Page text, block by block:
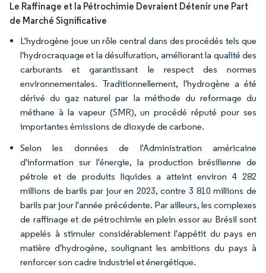
Le Raffinage et la Pétrochimie Devraient Détenir une Part
de Marché Significative
L'hydrogène joue un rôle central dans des procédés tels que
l'hydrocraquage et la désulfuration, améliorant la qualité des
carburants et garantissant le respect des normes
environnementales. Traditionnellement, l'hydrogène a été
dérivé du gaz naturel par la méthode du reformage du
méthane à la vapeur (SMR), un procédé réputé pour ses
importantes émissions de dioxyde de carbone.
Selon les données de l'Administration américaine
d'information sur l'énergie, la production brésilienne de
pétrole et de produits liquides a atteint environ 4 282
millions de barils par jour en 2023, contre 3 810 millions de
barils par jour l'année précédente. Par ailleurs, les complexes
de raffinage et de pétrochimie en plein essor au Brésil sont
appelés à stimuler considérablement l'appétit du pays en
matière d'hydrogène, soulignant les ambitions du pays à
renforcer son cadre industriel et énergétique.